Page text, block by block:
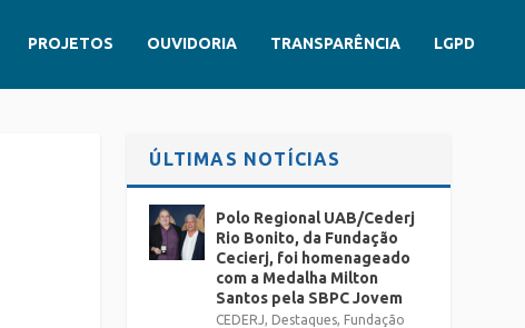
PROJETOS OUVIDORIA TRANSPARÊNCIA LGPD
ÚLTIMAS NOTÍCIAS
Polo Regional UAB/Cederj
Rio Bonito, da Fundação
Cecierj, foi homenageado
com a Medalha Milton
Santos pela SBPC Jovem
CEDERJ, Destaques, Fundação